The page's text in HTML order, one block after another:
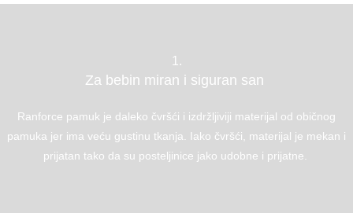
1.
Za bebin miran i siguran san
Ranforce pamuk je daleko čvršći i izdržljiviji materijal od običnog
pamuka jer ima veću gustinu tkanja. Iako čvršći, materijal je mekan i
prijatan tako da su posteljinice jako udobne i prijatne.